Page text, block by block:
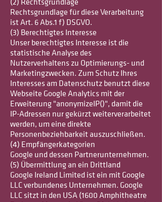
(2) Rechtsgrundlage
Rechtsgrundlage für diese Verarbeitung
ist Art. 6 Abs.1 f) DSGVO.
(3) Berechtigtes Interesse
Unser berechtigtes Interesse ist die
statistische Analyse des
Nutzerverhaltens zu Optimierungs- und
Marketingzwecken. Zum Schutz Ihres
Interesses am Datenschutz benutzt diese
Webseite Google Analytics mit der
Erweiterung "anonymizeIP()", damit die
IP-Adressen nur gekürzt weiterverarbeitet
werden, um eine direkte
Personenbeziehbarkeit auszuschließen.
(4) Empfängerkategorien
Google und dessen Partnerunternehmen.
(5) Übermittlung an ein Drittland
Google Ireland Limited ist ein mit Google
LLC verbundenes Unternehmen. Google
LLC sitzt in den USA (1600 Amphitheatre